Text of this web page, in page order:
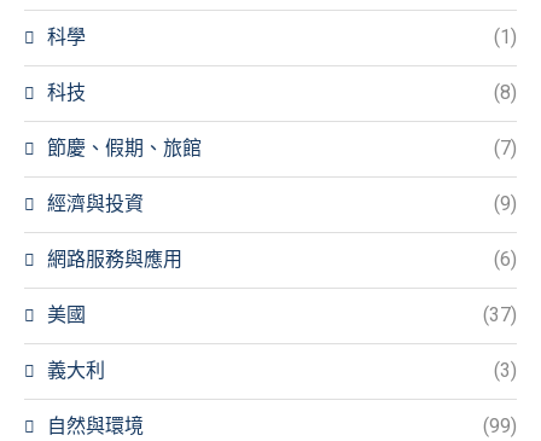
科學 (1)
科技 (8)
節慶、假期、旅館 (7)
經濟與投資 (9)
網路服務與應用 (6)
美國 (37)
義大利 (3)
自然與環境 (99)